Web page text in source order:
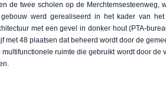
de twee scholen op de Merchtemsesteenweg,
werd gerealiseerd in het kader van het
met een gevel in donker hout (PTA-
met 48 plaatsen dat beheerd wordt door de
ruimte die gebruikt wordt door de